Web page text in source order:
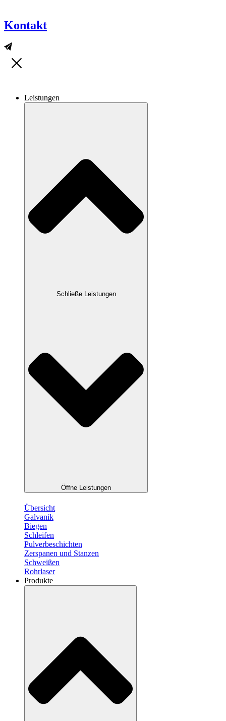
Kontakt
Leistungen
Schließe Leistungen
Öffne Leistungen
Übersicht
Galvanik
Biegen
Schleifen
Pulverbeschichten
Zerspanen und Stanzen
Schweißen
Rohrlaser
Produkte